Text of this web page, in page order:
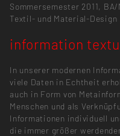
Sommersemester 2011,
Textil- und Material-Design
information
In unserer modernen
viele Daten in Echtheit
auch in Form von
Menschen und als
Informationen individuell
die immer größer